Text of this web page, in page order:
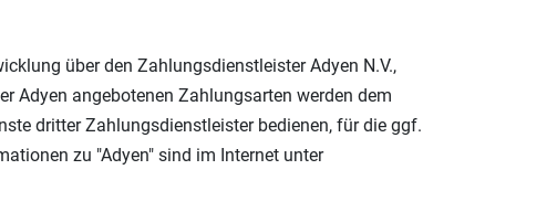
über den Zahlungsdienstleister Adyen N.V.,
Adyen angebotenen Zahlungsarten werden dem
dritter Zahlungsdienstleister bedienen, für die ggf.
zu "Adyen" sind im Internet unter